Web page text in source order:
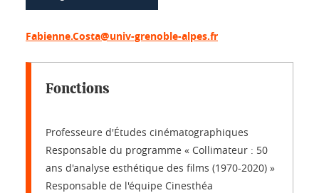
Fabienne.Costa@univ-grenoble-alpes.fr
Fonctions
Professeure d'Études cinématographiques
Responsable du programme « Collimateur : 50
ans d'analyse esthétique des films (1970-2020) »
Responsable de l'équipe Cinesthéa